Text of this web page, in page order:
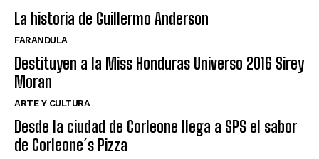
La historia de Guillermo Anderson
FARANDULA
Destituyen a la Miss Honduras Universo 2016 Sirey
Moran
ARTE Y CULTURA
Desde la ciudad de Corleone llega a SPS el sabor
de Corleone´s Pizza